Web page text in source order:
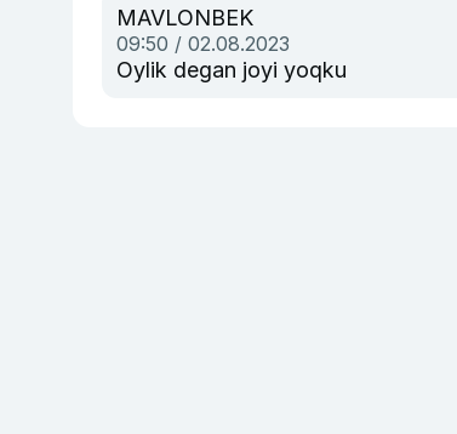
MAVLONBEK
09:50 / 02.08.2023
Oylik degan joyi yoqku